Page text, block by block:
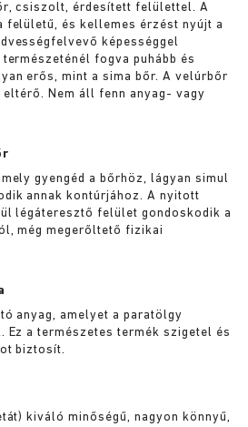
csiszolt, érdesített felülettel. A
felületű, és kellemes érzést nyújt a
képességgel
fogva puhább és
erős, mint a sima bőr. A velúrbőr
Nem áll fenn anyag- vagy
gyengéd a bőrhöz, lágyan simul
annak kontúrjához. A nyitott
légáteresztő felület gondoskodik a
még megerőltető fizikai
anyag, amelyet a paratölgy
Ez a természetes termék szigetel és
biztosít.
kiváló minőségű, nagyon könnyű,